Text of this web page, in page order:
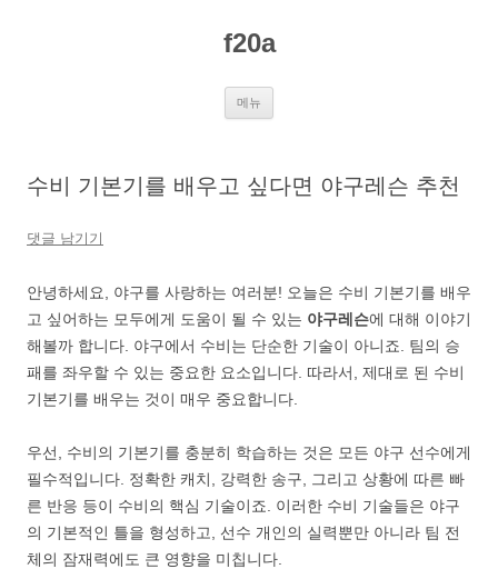
f20a
메뉴
수비 기본기를 배우고 싶다면 야구레슨 추천
댓글 남기기
안녕하세요, 야구를 사랑하는 여러분! 오늘은 수비 기본기를 배우
고 싶어하는 모두에게 도움이 될 수 있는 야구레슨에 대해 이야기
해볼까 합니다. 야구에서 수비는 단순한 기술이 아니죠. 팀의 승
패를 좌우할 수 있는 중요한 요소입니다. 따라서, 제대로 된 수비
기본기를 배우는 것이 매우 중요합니다.
우선, 수비의 기본기를 충분히 학습하는 것은 모든 야구 선수에게
필수적입니다. 정확한 캐치, 강력한 송구, 그리고 상황에 따른 빠
른 반응 등이 수비의 핵심 기술이죠. 이러한 수비 기술들은 야구
의 기본적인 틀을 형성하고, 선수 개인의 실력뿐만 아니라 팀 전
체의 잠재력에도 큰 영향을 미칩니다.